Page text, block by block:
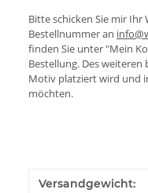
Bitte schicken Sie mir
Bestellnummer an
finden Sie unter "Mein
Bestellung. Des weiteren
Motiv platziert wird und
möchten.
Versandgewicht: